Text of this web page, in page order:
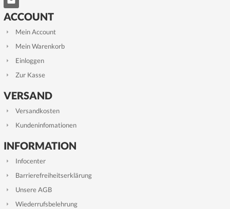
ACCOUNT
Mein Account
Mein Warenkorb
Einloggen
Zur Kasse
VERSAND
Versandkosten
Kundeninfomationen
INFORMATION
Infocenter
Barrierefreiheitserklärung
Unsere AGB
Wiederrufsbelehrung